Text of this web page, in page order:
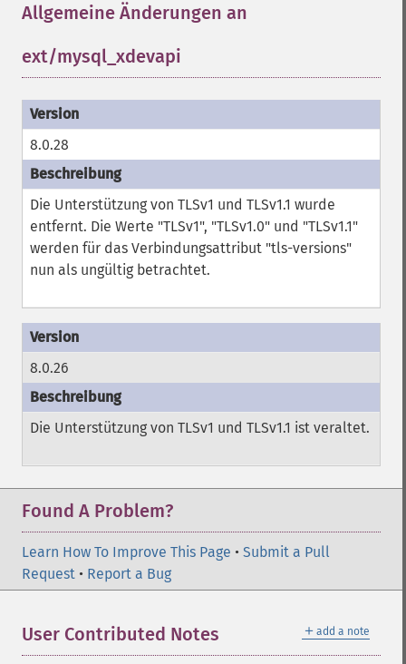
Allgemeine Änderungen an
ext/mysql_xdevapi
8.0.28
Die Unterstützung von TLSv1 und TLSv1.1 wurde
entfernt. Die Werte "TLSv1", "TLSv1.0" und "TLSv1.1"
werden für das Verbindungsattribut "tls-versions"
nun als ungültig betrachtet.
8.0.26
Die Unterstützung von TLSv1 und TLSv1.1 ist veraltet.
Found A Problem?
Learn How To Improve This Page • Submit a Pull
Request • Report a Bug
＋ add a note
User Contributed Notes